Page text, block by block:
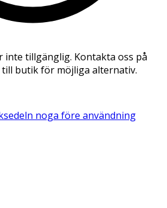
inte tillgänglig. Kontakta oss på
butik för möjliga alternativ.
noga före användning